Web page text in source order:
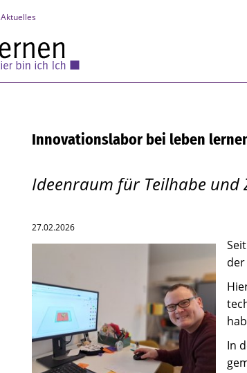
Aktuelles
Innovationslabor bei leben
Ideenraum für Teilhabe und
27.02.2026
In